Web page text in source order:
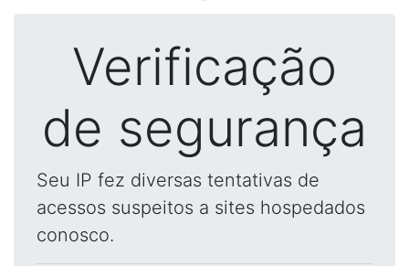
Verificação
de segurança
Seu IP fez diversas tentativas de
acessos suspeitos a sites hospedados
conosco.